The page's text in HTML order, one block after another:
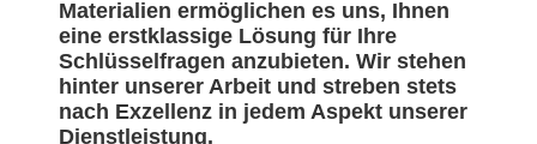
Materialien ermöglichen es uns, Ihnen
eine erstklassige Lösung für Ihre
Schlüsselfragen anzubieten. Wir stehen
hinter unserer Arbeit und streben stets
nach Exzellenz in jedem Aspekt unserer
Dienstleistung.